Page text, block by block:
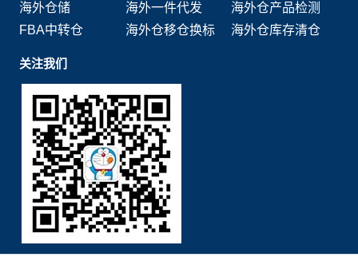
海外仓储
海外一件代发
海外仓产品检测
FBA中转仓
海外仓移仓换标 海外仓库存清仓
关注我们